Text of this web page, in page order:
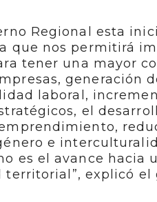
Regional esta
que nos permitirá
tener una mayor
generación
laboral,
el
e
es el avance hacia
explicó el